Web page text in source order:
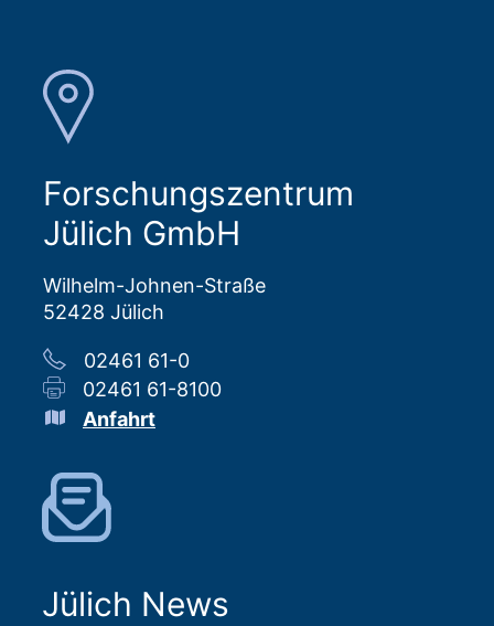
Forschungszentrum
Jülich GmbH
Wilhelm-Johnen-Straße
52428 Jülich
02461 61-0
02461 61-8100
Anfahrt
Jülich News